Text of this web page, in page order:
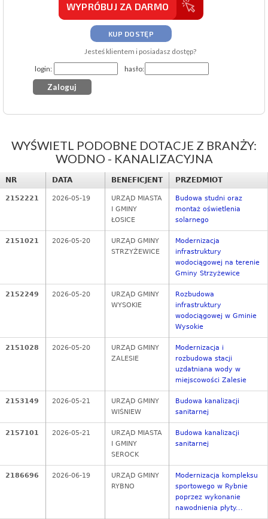
WYPRÓBUJ ZA DARMO
KUP DOSTĘP
Jesteś klientem i posiadasz dostęp?
login:
hasło:
WYŚWIETL PODOBNE DOTACJE Z BRANŻY:
WODNO - KANALIZACYJNA
NR DATA BENEFICJENT PRZEDMIOT
2152221 2026-05-19
URZĄD MIASTA
I GMINY
ŁOSICE
Budowa studni oraz
montaż oświetlenia
solarnego
2151021 2026-05-20
URZĄD GMINY
STRZYŻEWICE
Modernizacja
infrastruktury
wodociągowej na terenie
Gminy Strzyżewice
2152249 2026-05-20
URZĄD GMINY
WYSOKIE
Rozbudowa
infrastruktury
wodociągowej w Gminie
Wysokie
2151028 2026-05-20
URZĄD GMINY
ZALESIE
Modernizacja i
rozbudowa stacji
uzdatniana wody w
miejscowości Zalesie
2153149 2026-05-21
URZĄD GMINY
WIŚNIEW
Budowa kanalizacji
sanitarnej
2157101 2026-05-21
URZĄD MIASTA
I GMINY
SEROCK
Budowa kanalizacji
sanitarnej
2186696 2026-06-19
URZĄD GMINY
RYBNO
Modernizacja kompleksu
sportowego w Rybnie
poprzez wykonanie
nawodnienia płyty...